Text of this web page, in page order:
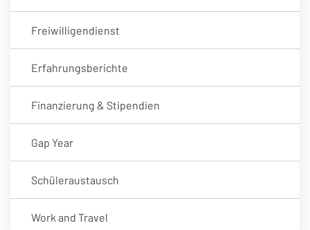
Freiwilligendienst
Erfahrungsberichte
Finanzierung & Stipendien
Gap Year
Schüleraustausch
Work and Travel